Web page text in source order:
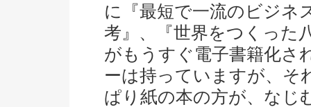
に『最短で一流のビジネ
考』、『世界をつくった
がもうすぐ電子書籍化さ
ーは持っていますが、そ
ぱり紙の本の方が、なじ